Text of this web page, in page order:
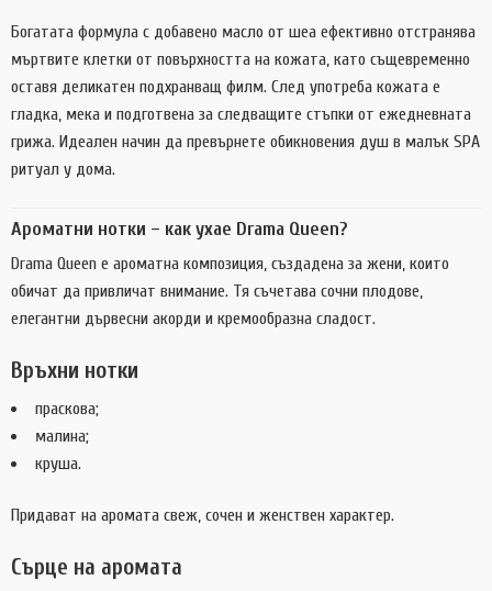
Богатата формула с добавено масло от шеа ефективно отстранява
мъртвите клетки от повърхността на кожата, като същевременно
оставя деликатен подхранващ филм. След употреба кожата е
гладка, мека и подготвена за следващите стъпки от ежедневната
грижа. Идеален начин да превърнете обикновения душ в малък SPA
ритуал у дома.
Ароматни нотки – как ухае Drama Queen?
Drama Queen е ароматна композиция, създадена за жени, които
обичат да привличат внимание. Тя съчетава сочни плодове,
елегантни дървесни акорди и кремообразна сладост.
Връхни нотки
праскова;
малина;
круша.
Придават на аромата свеж, сочен и женствен характер.
Сърце на аромата